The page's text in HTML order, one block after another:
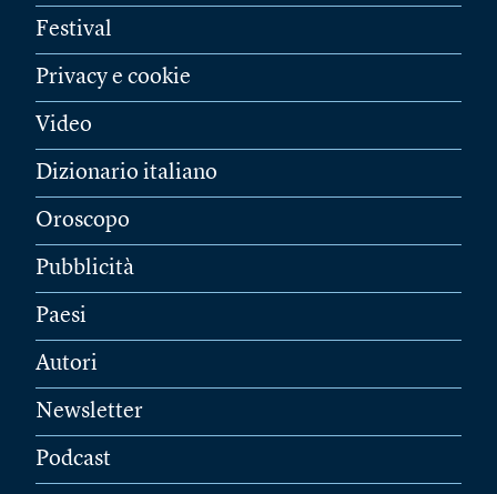
Festival
Privacy e cookie
Video
Dizionario italiano
Oroscopo
Pubblicità
Paesi
Autori
Newsletter
Podcast